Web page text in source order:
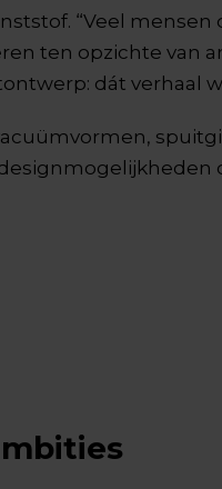
“Veel mensen
ten opzichte van
dát verhaal